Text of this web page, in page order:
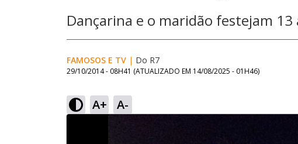
Dançarina e o maridão festejam
FAMOSOS E TV | Do R7
29/10/2014 - 08H41 (ATUALIZADO EM 14/08/2025 - 01H46)
A+ A-